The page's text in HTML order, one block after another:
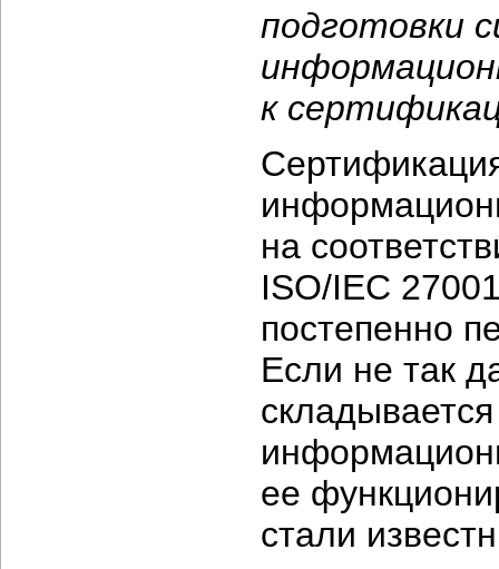
подготовки
к
на
ISO/IEC
постепенно
Если не так
ее
стали